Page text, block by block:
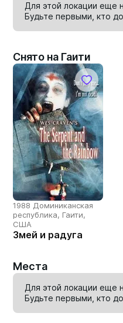
Для этой локации еще
Будьте первыми, кто
Снято на Гаити
1988 Доминиканская
республика, Гаити,
США
Змей и радуга
Места
Для этой локации еще
Будьте первыми, кто